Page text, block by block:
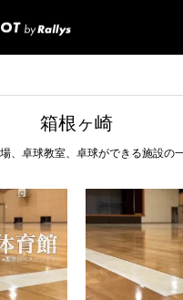
箱根ヶ崎
、卓球教室、卓球ができる施設の一